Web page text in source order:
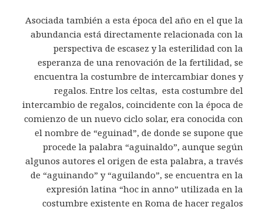
Asociada también a esta época del año en el que la
abundancia está directamente relacionada con la
perspectiva de escasez y la esterilidad con la
esperanza de una renovación de la fertilidad, se
encuentra la costumbre de intercambiar dones y
regalos. Entre los celtas, esta costumbre del
intercambio de regalos, coincidente con la época de
comienzo de un nuevo ciclo solar, era conocida con
el nombre de “eguinad”, de donde se supone que
procede la palabra “aguinaldo”, aunque según
algunos autores el origen de esta palabra, a través
de “aguinando” y “aguilando”, se encuentra en la
expresión latina “hoc in anno” utilizada en la
costumbre existente en Roma de hacer regalos